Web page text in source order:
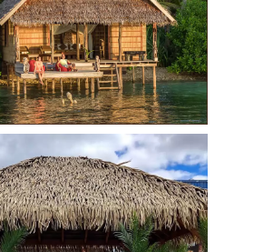
Rơm Nhân Tạo Cao
Cấp PK2001
65.000đ
Rơm Nhân Tạo Cao
Cấp PK2001
65.000đ